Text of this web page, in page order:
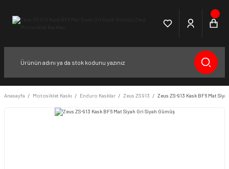
Anasayfa Motosiklet Kaskı Enduro Kasklar Zeus ZS 913 Zeus ZS-913 Kask BF6 Mat